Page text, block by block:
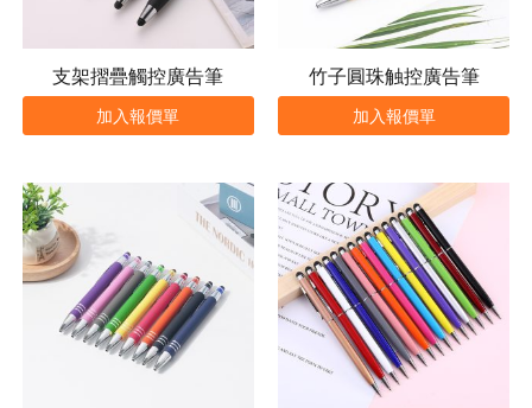
支架摺疊觸控廣告筆
加入報價單
竹子圓珠触控廣告筆
加入報價單